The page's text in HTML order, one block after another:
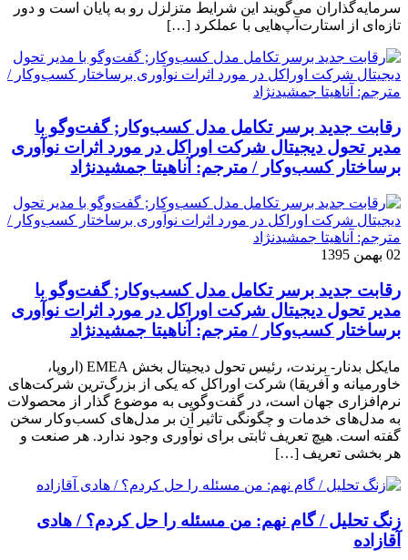
سرمایه‌گذاران می‌گویند این شرایط متزلزل رو به پایان است و دور
تازه‌ای از استارت‌آپ‌هایی با عملکرد […]
رقابت جدید برسر تکامل مدل کسب‌و‌کار; گفت‌وگو با
مدیر تحول دیجیتال شرکت اوراکل در مورد اثرات نوآوری
برساختار کسب‌وکار / مترجم: آناهیتا جمشیدنژاد
02 بهمن 1395
رقابت جدید برسر تکامل مدل کسب‌و‌کار; گفت‌وگو با
مدیر تحول دیجیتال شرکت اوراکل در مورد اثرات نوآوری
برساختار کسب‌وکار / مترجم: آناهیتا جمشیدنژاد
مایکل بدنار- برندت، رئیس تحول دیجیتال بخش EMEA (اروپا،
خاورمیانه و آفریقا) شرکت اوراکل که یکی از بزرگ‌ترین شرکت‌های
نرم‌افزاری جهان است، در گفت‌وگویی به موضوع گذار از محصولات
به مدل‌های خدمات و چگونگی تاثیر آن بر مدل‌های کسب‌و‌کار سخن
گفته است. هیچ تعریف ثابتی برای نوآوری وجود ندارد. هر صنعت و
هر بخشی تعریف […]
زنگ تحلیل / گام نهم: من مسئله را حل کردم؟ / هادی
آقازاده